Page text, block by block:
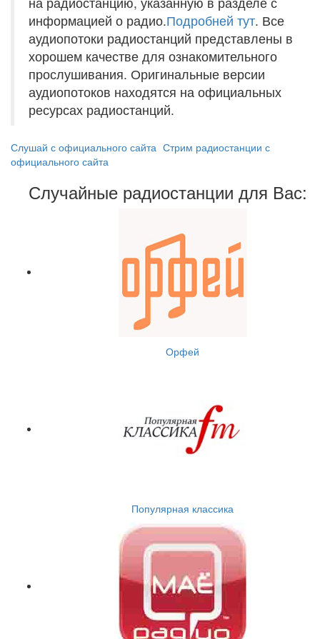
информацией о радио.Подробней тут. Все
аудиопотоки радиостанций представлены в
хорошем качестве для ознакомительного
прослушивания. Оригинальные версии
аудиопотоков находятся на официальных
ресурсах радиостанций.
Слушай с официального сайта Стрим радиостанции с
официального сайта
Случайные радиостанции для Вас:
Орфей
Популярная классика